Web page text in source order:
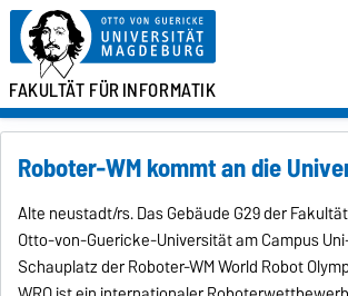
FAKULTÄT FÜRINFORMATIK
Roboter-WM kommt an die
Alte neustadt/rs. Das Gebäude G29 der
Otto-von-Guericke-Universität am Campus
Schauplatz der Roboter-WM World Robot